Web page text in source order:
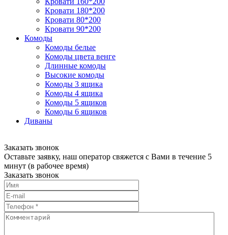
Кровати 180*200
Кровати 80*200
Кровати 90*200
Комоды
Комоды белые
Комоды цвета венге
Длинные комоды
Высокие комоды
Комоды 3 ящика
Комоды 4 ящика
Комоды 5 ящиков
Комоды 6 ящиков
Диваны
Заказать звонок
Оставьте заявку, наш оператор свяжется с Вами в течение 5
минут (в рабочее время)
Заказать звонок